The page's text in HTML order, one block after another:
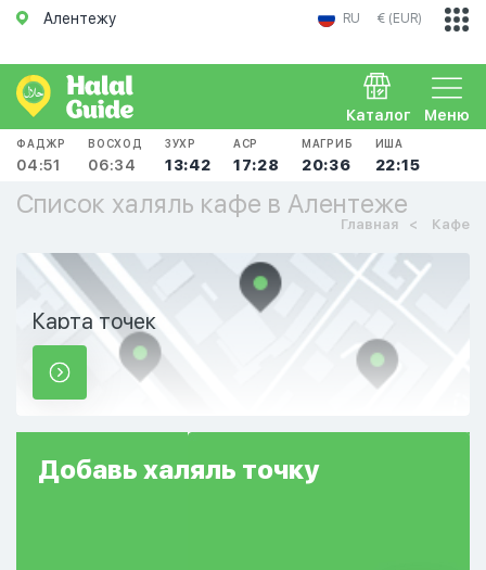
Алентежу RU € (EUR)
Меню
Каталог
ФАДЖР
04:51
ВОСХОД
06:34
ЗУХР
13:42
АСР
17:28
МАГРИБ
20:36
ИША
22:15
Список халяль кафе в Алентеже
Главная Кафе
Карта точек
Добавь халяль точку